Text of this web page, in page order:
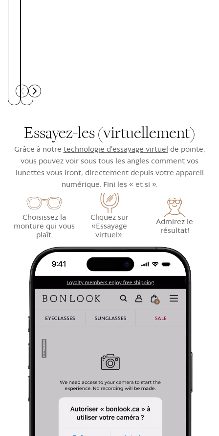
Essayez-les (virtuellement)
Grâce à notre technologie d'essayage virtuel de pointe,
vous pouvez voir sous tous les angles comment vos
lunettes vous iront, directement depuis votre appareil
numérique. Fini les « et si ».
Choisissez la
monture qui vous
plaît.
Cliquez sur
«Essayage
virtuel».
Admirez le
résultat!